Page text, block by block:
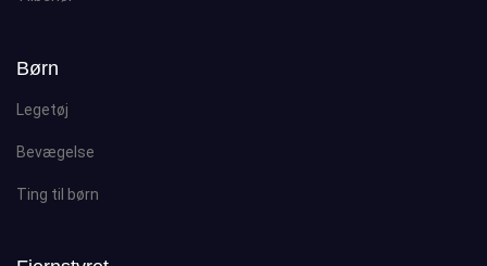
Børn
Legetøj
Bevægelse
Ting til børn